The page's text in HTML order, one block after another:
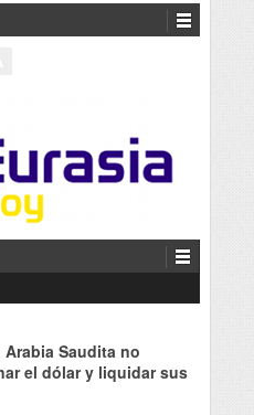
estatal
Arabia Saudita no
el dólar y liquidar sus